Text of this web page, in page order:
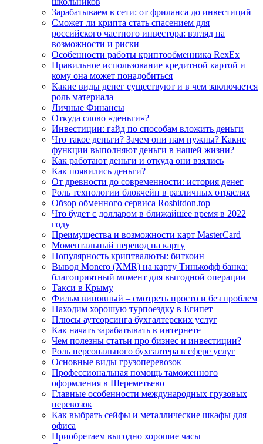
Зарабатываем в сети: от фриланса до инвестиций
Сможет ли крипта стать спасением для
российского частного инвестора: взгляд на
возможности и риски
Особенности работы криптообменника RexEx
Правильное использование кредитной картой и
кому она может понадобиться
Какие виды денег существуют и в чем заключается
роль материала
Личные Финансы
Откуда слово «деньги»?
Инвестиции: гайд по способам вложить деньги
Что такое деньги? Зачем они нам нужны? Какие
функции выполняют деньги в нашей жизни?
Как работают деньги и откуда они взялись
Как появились деньги?
От древности до современности: история денег
Роль технологии блокчейн в различных отраслях
Обзор обменного сервиса Rosbitdon.top
Что будет с долларом в ближайшее время в 2022
году
Преимущества и возможности карт MasterCard
Моментальный перевод на карту
Популярность криптвалюты: биткоин
Вывод Monero (XMR) на карту Тинькофф банка:
благоприятный момент для выгодной операции
Такси в Крыму
Фильм виновный – смотреть просто и без проблем
Находим хорошую турпоездку в Египет
Плюсы аутсорсинга бухгалтерских услуг
Как начать зарабатывать в интернете
Чем полезны статьи про бизнес и инвестиции?
Роль персонального бухгалтера в сфере услуг
Основные виды грузоперевозок
Профессиональная помощь таможенного
оформления в Шереметьево
Главные особенности международных грузовых
перевозок
Как выбрать сейфы и металлические шкафы для
офиса
Приобретаем выгодно хорошие часы